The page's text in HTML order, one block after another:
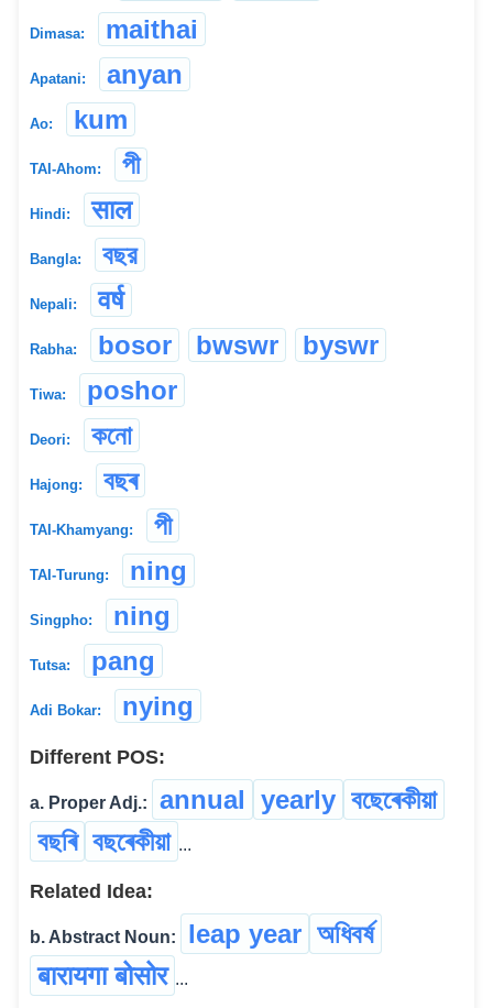
Dimasa: maithai
Apatani: anyan
Ao: kum
TAI-Ahom: পী
Hindi: साल
Bangla: বছর
Nepali: वर्ष
Rabha: bosor bwswr byswr
Tiwa: poshor
Deori: কনো
Hajong: বছৰ
TAI-Khamyang: পী
TAI-Turung: ning
Singpho: ning
Tutsa: pang
Adi Bokar: nying
Different POS:
a. Proper Adj.: annual yearly বছেৰেকীয়া
বছৰি বছৰেকীয়া ...
Related Idea:
b. Abstract Noun: leap year অধিবৰ্ষ
बारायगा बोसोर ...